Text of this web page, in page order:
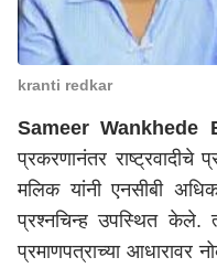
kranti redkar
Sameer Wankhede
प्रकरणानंतर
मलिक यांनी एनसीबी
प्रश्नचिन्ह उपस्थित केले.
प्रमाणपत्राच्या आधारावर